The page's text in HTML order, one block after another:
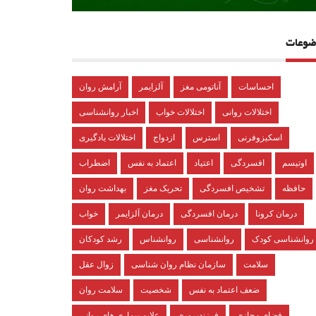
آرامش روان آلزایمر آناتومی مغز احساسات
اخبار روانشناسی اختلالات خواب اختلالات روانی
اختلالات یادگیری ازدواج استرس اسکیزوفرنی
اضطراب اعتماد به نفس اعتیاد افسردگی اوتیسم
بهداشت روان تحریک مغز تشخیص افسردگی حافظه
خواب درمان آلزایمر درمان افسردگی درمان کرونا
رشد کودکان روانشناس روانشناسی روانشناسی کودک
زوال عقل سازمان نظام روان شناسی سلامت
سلامت روان شخصیت ضعف اعتماد به نفس